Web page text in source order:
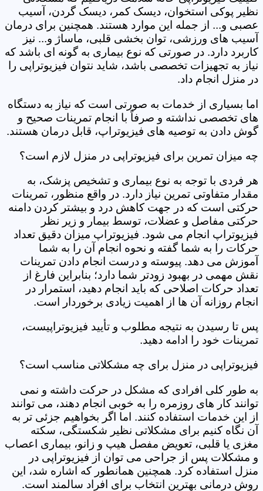
نظیر پوکی استخوان، دیسک کمر، دیسک گردن، آسیب
عصبی و... از جمله این موارد هستند. همچنین برای درمان
آسیب های ورزشی، توان بخشی قلبی، ماساژ و... نیز
کاربرد دارد. در صورتی که نوع بیماری به گونه ای باشد که
نیاز به تجهیزات تخصصی باشد، شاید نتوان فیزیوتراپی را
در منزل انجام داد.
اما بسیاری از خدمات به صورتی است که نیاز به دستگاه
های تخصصی نداشته و صرفاً با انجام تمرینات صحیح و
گوش دادن به توصیه های فیزیوتراپ، قابل درمان هستند.
چه میزان تمرین برای فیزیوتراپی در منزل لازم است؟
هر فردی با توجه به نوع بیماری و تشخیص پزشک، به
مقدار متفاوتی تمرین نیاز دارد. در واقع منظور، تمرینات
حرکتی است که در جهت کاهش درد و بیشتر کردن دامنه
حرکتی مفاصل و عضلات، توسط بیمار و زیر نظر
فیزیوتراپ انجام می شود. فیزیوتراپ میزان دقیق تعداد
حرکات را به شما گفته و نحوه انجام آن را به شما
آموزش می دهد. پیوسته و درست انجام دادن تمرینات
نقش مهمی در بهبود زودتر شما دارد؛ بنابراین فارغ از
تعداد حرکات اصلاحی که باید انجام دهید، استمرار در
انجام روزانه آن ها از اهمیت زیادی برخوردار است.
پس تا رسیدن به نتیجه مطلوب و تأیید فیزیوتراپیست،
تمرینات خود را ادامه دهید.
فیزیوتراپی در منزل برای چه مشکلاتی مناسب است؟
به طور کلی افرادی که مشکل در حرکت داشته و نمی
توانند کار های روزمره را به خوبی انجام دهند، می توانند
از این خدمات استفاده کنند. اما اگر بخواهیم جزئی تر به
آن نگاه کنیم برای مشکلاتی نظیر شکستگی، سکته
مغزی یا قلبی، تعویض مفصل هیپ و زانو، بیماری اعصاب
و مشکلات پس از جراحی می توان از فیزیوتراپی در
منزل استفاده کرد. همچنین همانطور که اشاره شد، این
روش درمانی بهترین انتخاب برای افراد سالمند است.